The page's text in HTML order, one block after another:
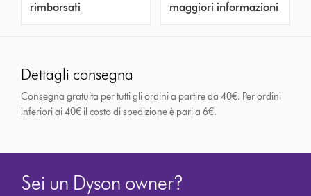
rimborsati
maggiori informazioni
Dettagli consegna
Consegna gratuita per tutti gli ordini a partire da 40€. Per ordini
inferiori ai 40€ il costo di spedizione è pari a 6€.
Sei un Dyson owner?